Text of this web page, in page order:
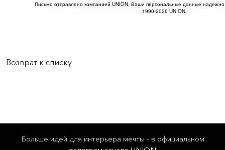
Письмо отправлено компанией UNION. Ваши персональные данные
1990-2026 UNION.
Возврат к списку
Больше идей для интерьера мечты - в официальном